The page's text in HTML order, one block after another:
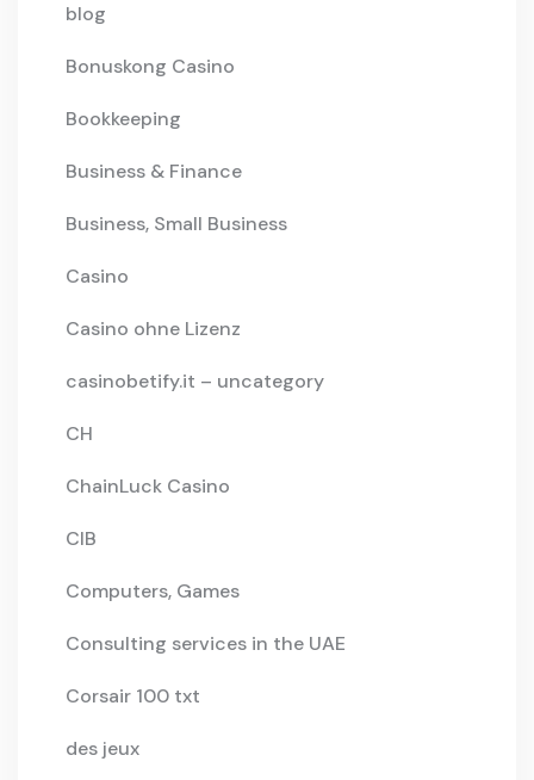
blog
Bonuskong Casino
Bookkeeping
Business & Finance
Business, Small Business
Casino
Casino ohne Lizenz
casinobetify.it – uncategory
CH
ChainLuck Casino
CIB
Computers, Games
Consulting services in the UAE
Corsair 100 txt
des jeux